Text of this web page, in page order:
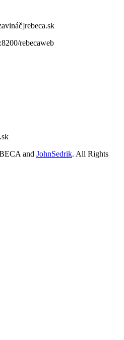
rebecaweb
and JohnSedrik. All Rights